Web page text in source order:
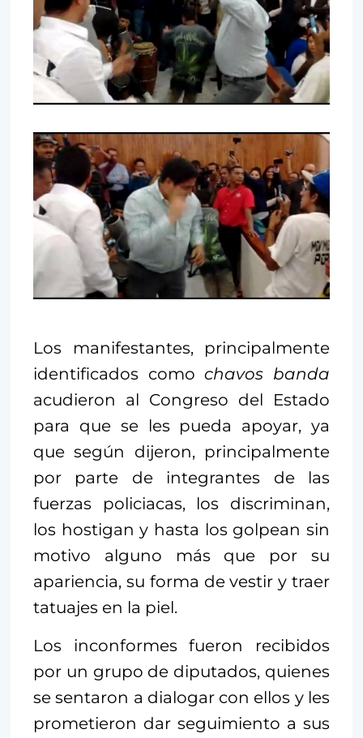
Los manifestantes, principalmente
identificados comochavos banda
acudieron al Congreso del Estado
para que se les pueda apoyar, ya
que según dijeron, principalmente
por parte de integrantes de las
fuerzas policiacas, los discriminan,
los hostigan y hasta los golpean sin
motivo alguno más que por su
apariencia, su forma de vestir y traer
tatuajes en la piel.
Los inconformes fueron recibidos
por un grupo de diputados, quienes
se sentaron a dialogar con ellos y les
prometieron dar seguimiento a sus